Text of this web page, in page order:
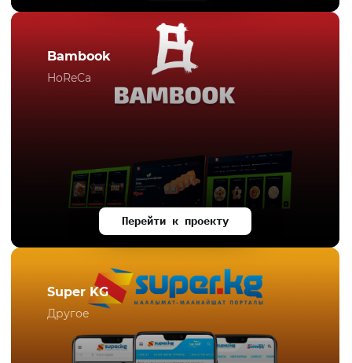
Bambook
HoReCa
Перейти к проекту
Super KG
Другое